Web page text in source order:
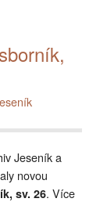
Jeseník a
novou
sv. 26. Více